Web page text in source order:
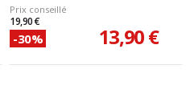
Prix conseillé
19,90 €
-30% 13,90 €